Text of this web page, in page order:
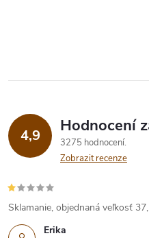
4,9 Hodnocení
3275 hodnocení
Zobrazit recenze
Erika
Sklamanie, objednaná veľkosť